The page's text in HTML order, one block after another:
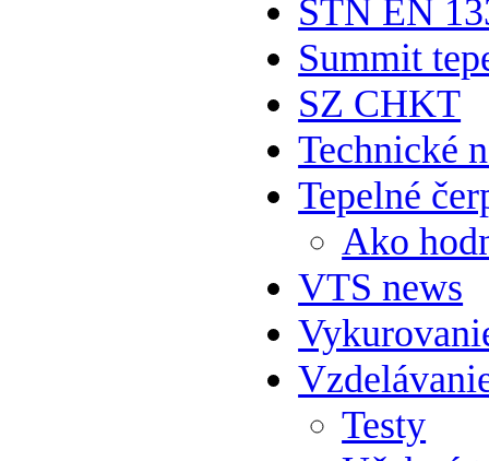
STN EN
Summit
SZ CHKT
Technické
Tepelné
Ako
VTS news
Testy